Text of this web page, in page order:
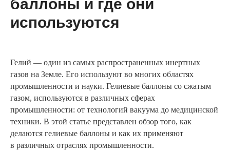
баллоны и где они
используются
Гелий — один из самых распространенных инертных
газов на Земле. Его используют во многих областях
промышленности и науки. Гелиевые баллоны со сжатым
газом, используются в различных сферах
промышленности: от технологий вакуума до медицинской
техники. В этой статье представлен обзор того, как
делаются гелиевые баллоны и как их применяют
в различных отраслях промышленности.